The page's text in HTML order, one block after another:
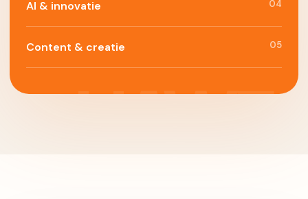
AI & innovatie 04
Content & creatie 05